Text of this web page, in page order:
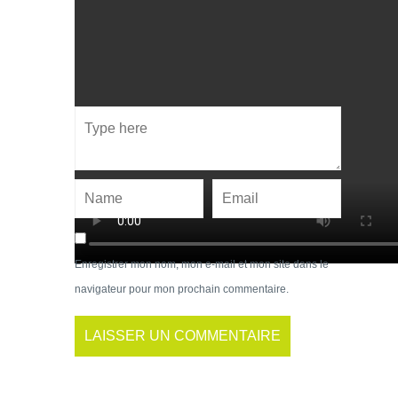
Enregistrer mon nom, mon e-mail et mon site dans le
navigateur pour mon prochain commentaire.